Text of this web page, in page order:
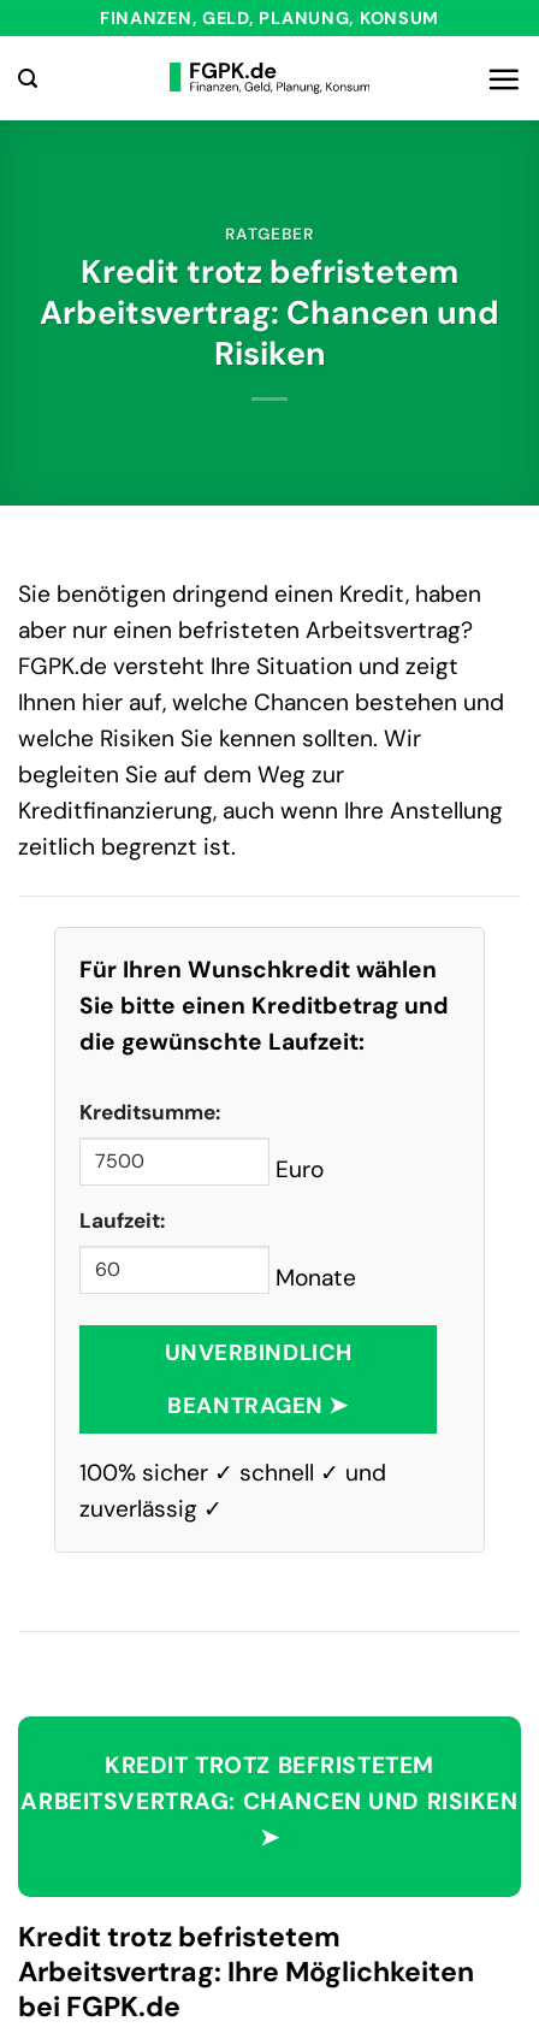
springen
FINANZEN, GELD, PLANUNG, KONSUM
RATGEBER
Kredit trotz befristetem
Arbeitsvertrag: Chancen und
Risiken
Sie benötigen dringend einen Kredit, haben
aber nur einen befristeten Arbeitsvertrag?
FGPK.de versteht Ihre Situation und zeigt
Ihnen hier auf, welche Chancen bestehen und
welche Risiken Sie kennen sollten. Wir
begleiten Sie auf dem Weg zur
Kreditfinanzierung, auch wenn Ihre Anstellung
zeitlich begrenzt ist.
Für Ihren Wunschkredit wählen
Sie bitte einen Kreditbetrag und
die gewünschte Laufzeit:
Kreditsumme:
Euro
Laufzeit:
Monate
UNVERBINDLICH
BEANTRAGEN ➤
100% sicher ✓ schnell ✓ und
zuverlässig ✓
KREDIT TROTZ BEFRISTETEM
ARBEITSVERTRAG: CHANCEN UND RISIKEN
➤
Kredit trotz befristetem
Arbeitsvertrag: Ihre Möglichkeiten
bei FGPK.de